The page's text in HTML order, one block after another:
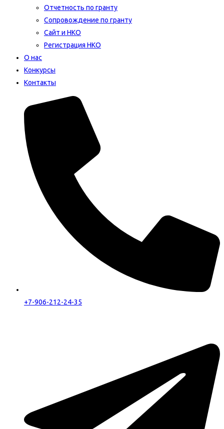
Отчетность по гранту
Сопровождение по гранту
Сайт и НКО
Регистрация НКО
О нас
Конкурсы
Контакты
+7-906-212-24-35